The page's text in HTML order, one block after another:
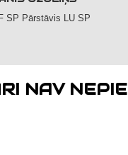
SP Pārstāvis LU SP
NAV